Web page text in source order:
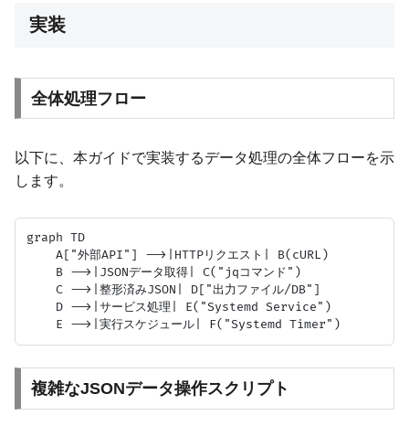
実装
全体処理フロー
以下に、本ガイドで実装するデータ処理の全体フローを示
します。
graph TD
    A["外部API"] -->|HTTPリクエスト| B(cURL)
    B -->|JSONデータ取得| C("jqコマンド")
    C -->|整形済みJSON| D["出力ファイル/DB"]
    D -->|サービス処理| E("Systemd Service")
複雑なJSONデータ操作スクリプト